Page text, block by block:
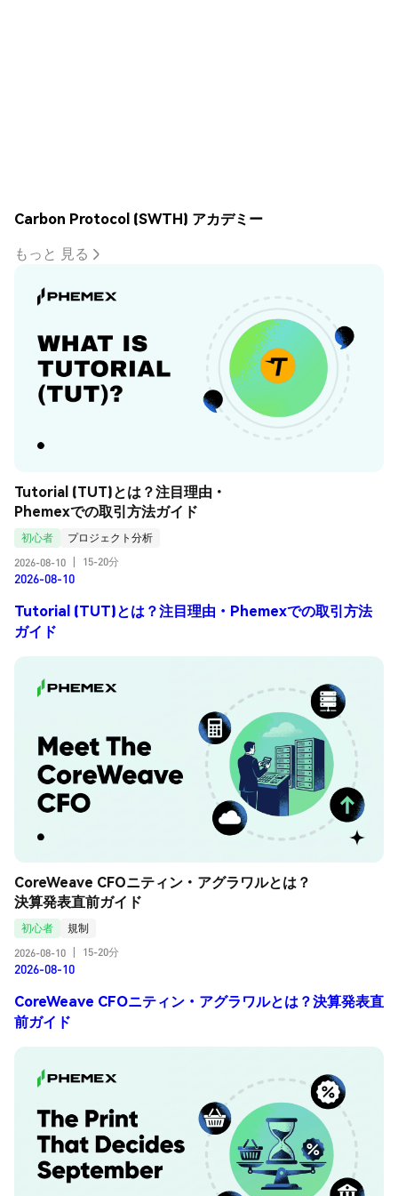
Carbon Protocol (SWTH) アカデミー
もっと 見る
Tutorial (TUT)とは？注目理由・
Phemexでの取引方法ガイド
初心者
プロジェクト分析
2026-08-10
15-20分
2026-08-10
Tutorial (TUT)とは？注目理由・Phemexでの取引方法
ガイド
CoreWeave CFOニティン・アグラワルとは？
決算発表直前ガイド
初心者
規制
2026-08-10
15-20分
2026-08-10
CoreWeave CFOニティン・アグラワルとは？決算発表直
前ガイド